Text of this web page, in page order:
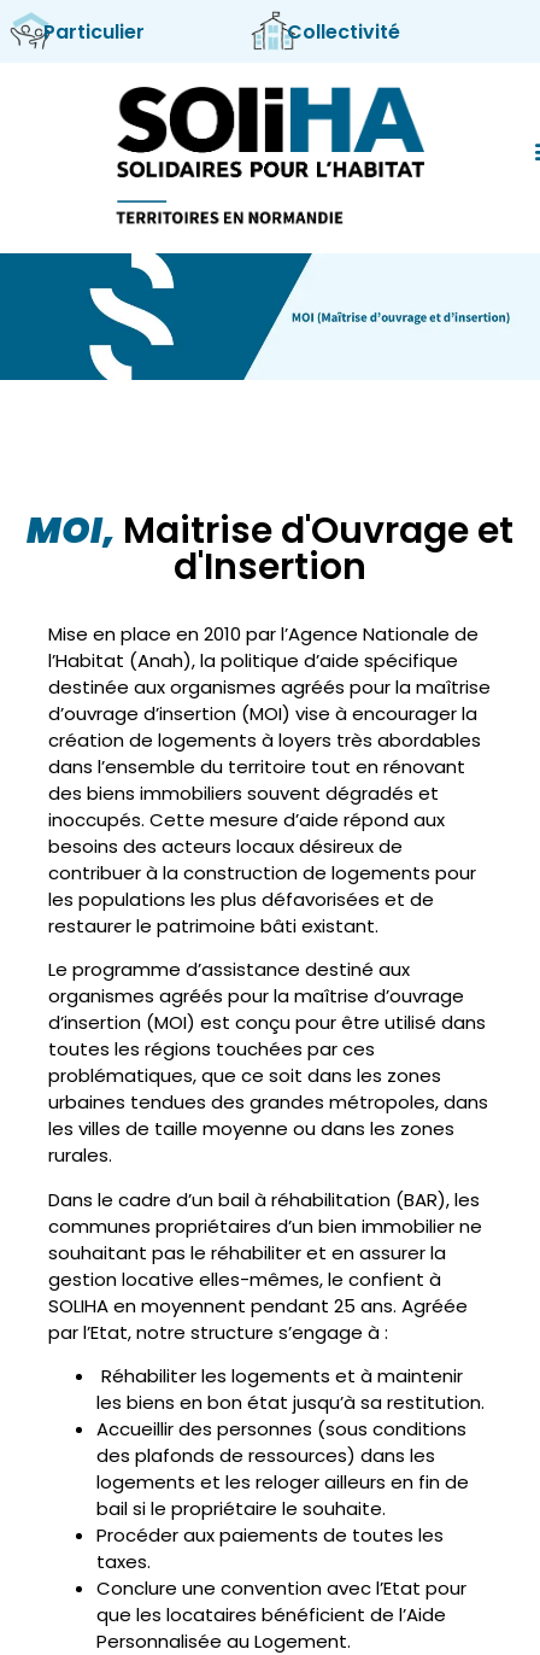
Particulier Collectivité
MOI, Maitrise d'Ouvrage et
d'Insertion
Mise en place en 2010 par l’Agence Nationale de
l’Habitat (Anah), la politique d’aide spécifique
destinée aux organismes agréés pour la maîtrise
d’ouvrage d’insertion (MOI) vise à encourager la
création de logements à loyers très abordables
dans l’ensemble du territoire tout en rénovant
des biens immobiliers souvent dégradés et
inoccupés. Cette mesure d’aide répond aux
besoins des acteurs locaux désireux de
contribuer à la construction de logements pour
les populations les plus défavorisées et de
restaurer le patrimoine bâti existant.
Le programme d’assistance destiné aux
organismes agréés pour la maîtrise d’ouvrage
d’insertion (MOI) est conçu pour être utilisé dans
toutes les régions touchées par ces
problématiques, que ce soit dans les zones
urbaines tendues des grandes métropoles, dans
les villes de taille moyenne ou dans les zones
rurales.
Dans le cadre d’un bail à réhabilitation (BAR), les
communes propriétaires d’un bien immobilier ne
souhaitant pas le réhabiliter et en assurer la
gestion locative elles-mêmes, le confient à
SOLIHA en moyennent pendant 25 ans. Agréée
par l’Etat, notre structure s’engage à :
Réhabiliter les logements et à maintenir
les biens en bon état jusqu’à sa restitution.
Accueillir des personnes (sous conditions
des plafonds de ressources) dans les
logements et les reloger ailleurs en fin de
bail si le propriétaire le souhaite.
Procéder aux paiements de toutes les
taxes.
Conclure une convention avec l’Etat pour
que les locataires bénéficient de l’Aide
Personnalisée au Logement.